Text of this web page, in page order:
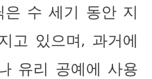
은 수 세기 동안 지
고 있으며, 과거에
유리 공예에 사용